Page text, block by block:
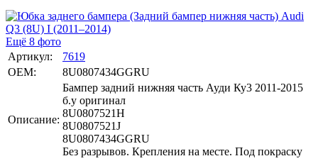
Ещё 8 фото
Артикул:
7619
OEM:
8U0807434GGRU
Описание:
Бампер задний нижняя часть Ауди Ку3 2011-2015
б.у оригинал
8U0807521H
8U0807521J
8U0807434GGRU
Без разрывов. Крепления на месте. Под покраску